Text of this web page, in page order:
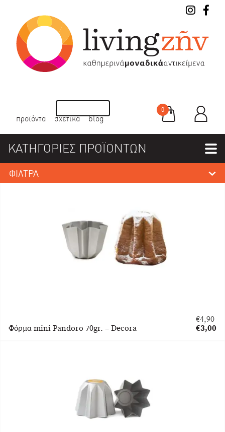
προϊόντα σχετικά blog
0
ΚΑΤΗΓΟΡΙΕΣ ΠΡΟΪΟΝΤΩΝ
ΦΙΛΤΡΑ
Φόρμα mini Pandoro 70gr. – Decora
€4,90
Original
€3,00